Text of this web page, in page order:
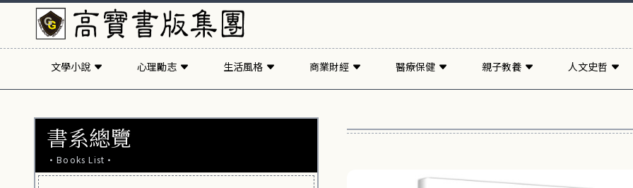
文學小說 心理勵志 生活風格 商業財經 醫療保健 親子教養 人文史哲
書系總覽
·Books List·